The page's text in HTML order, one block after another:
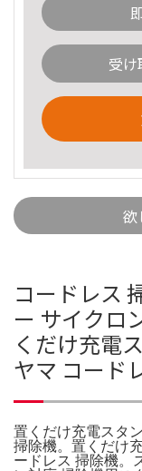
受
欲
コードレス
ー サイクロ
くだけ充電
ヤマ コード
置くだけ充電スタ
掃除機。置くだけ
ードレス 掃除機。